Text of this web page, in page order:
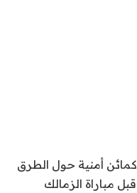
أمنية حول الطرق
مباراة الزمالك